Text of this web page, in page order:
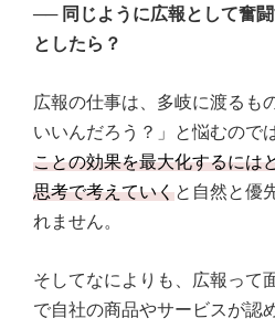
── 同じように広報として奮
としたら？
広報の仕事は、多岐に渡るも
いいんだろう？」と悩むので
ことの効果を最大化するには
思考で考えていくと自然と優
れません。
そしてなによりも、広報って
で自社の商品やサービスが認